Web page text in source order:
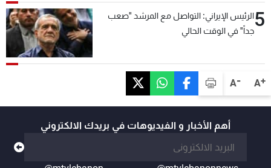
A+
A-
5الرئيس الإيراني: التواصل مع المرشد "صعب
جداً" في الوقت الحالي
أهم الأخبار و الفيديوهات في بريدك الالكتروني